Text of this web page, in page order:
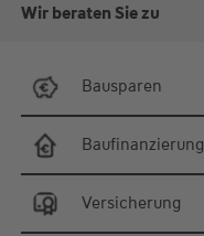
Wir beraten Sie zu
Bausparen
Baufinanzierung
Versicherung